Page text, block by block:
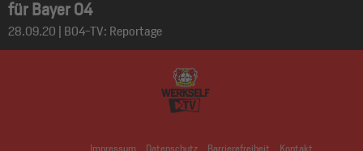
für Bayer 04
28.09.20 | B04-TV: Reportage
Impressum Datenschutz Barrierefreiheit Kontakt